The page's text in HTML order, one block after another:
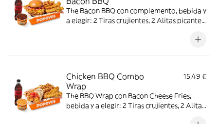
The Bacon BBQ con complemento, bebida y
a elegir: 2 Tiras crujientes, 2 Alitas picantes
Chicken BBQ Combo
Wrap
15,49 €
The BBQ Wrap con Bacon Cheese Fries,
bebida y a elegir: 2 Tiras crujientes, 2 Alitas